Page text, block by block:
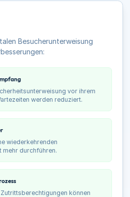
Besucherunterweisung
vor ihrem
werden reduziert.
wiederkehrenden
mehr durchführen.
können